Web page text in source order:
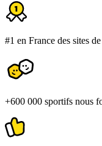
#1 en France des sites
+600 000 sportifs nous